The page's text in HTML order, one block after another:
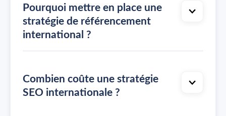
Pourquoi mettre en place une
stratégie de référencement
international ?
Combien coûte une stratégie
SEO internationale ?